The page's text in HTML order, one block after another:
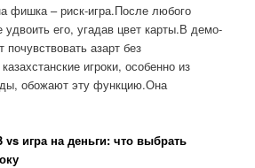
фишка – риск-игра.После любого
его, угадав цвет карты.В демо-
почувствовать азарт без
игроки, особенно из
обожают эту функцию.Она
игра на деньги: что выбрать